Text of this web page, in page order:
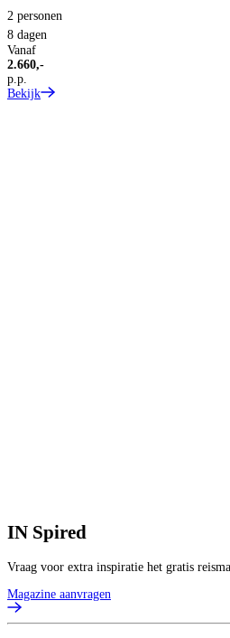
2 personen
8 dagen
Vanaf
2.660,-
p.p.
Bekijk
IN Spired
Vraag voor extra inspiratie het gratis
Magazine aanvragen